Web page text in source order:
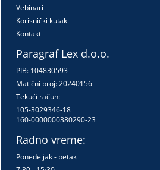
Vebinari
Korisnički kutak
Kontakt
Paragraf Lex d.o.o.
PIB: 104830593
Matični broj: 20240156
Tekući račun:
105-3029346-18
160-0000000380290-23
Radno vreme:
Ponedeljak - petak